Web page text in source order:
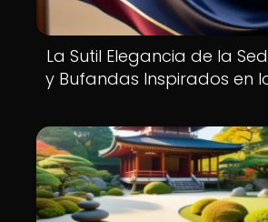
La Sutil Elegancia de la
y Bufandas Inspirados en